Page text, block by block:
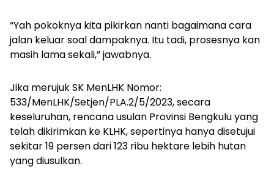
“Yah pokoknya kita pikirkan nanti bagaimana cara
jalan keluar soal dampaknya. Itu tadi, prosesnya kan
masih lama sekali,” jawabnya.
Jika merujuk SK MenLHK Nomor:
533/MenLHK/Setjen/PLA.2/5/2023, secara
keseluruhan, rencana usulan Provinsi Bengkulu yang
telah dikirimkan ke KLHK, sepertinya hanya disetujui
sekitar 19 persen dari 123 ribu hektare lebih hutan
yang diusulkan.